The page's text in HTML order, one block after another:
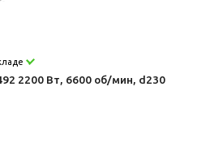
2200 Вт, 6600 об/мин, d230